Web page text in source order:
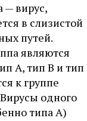
— вирус,
в слизистой
путей.
являются
А, тип В и тип
к группе
одного
типа А)